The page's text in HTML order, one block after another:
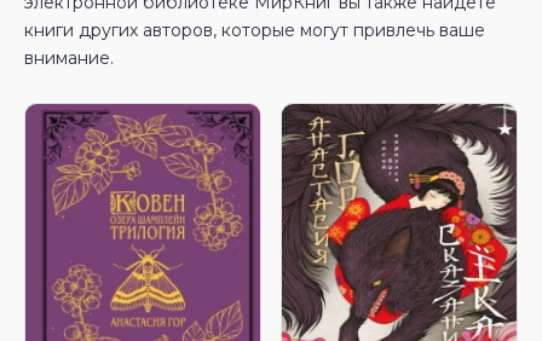
книги других авторов, которые могут привлечь ваше
внимание.